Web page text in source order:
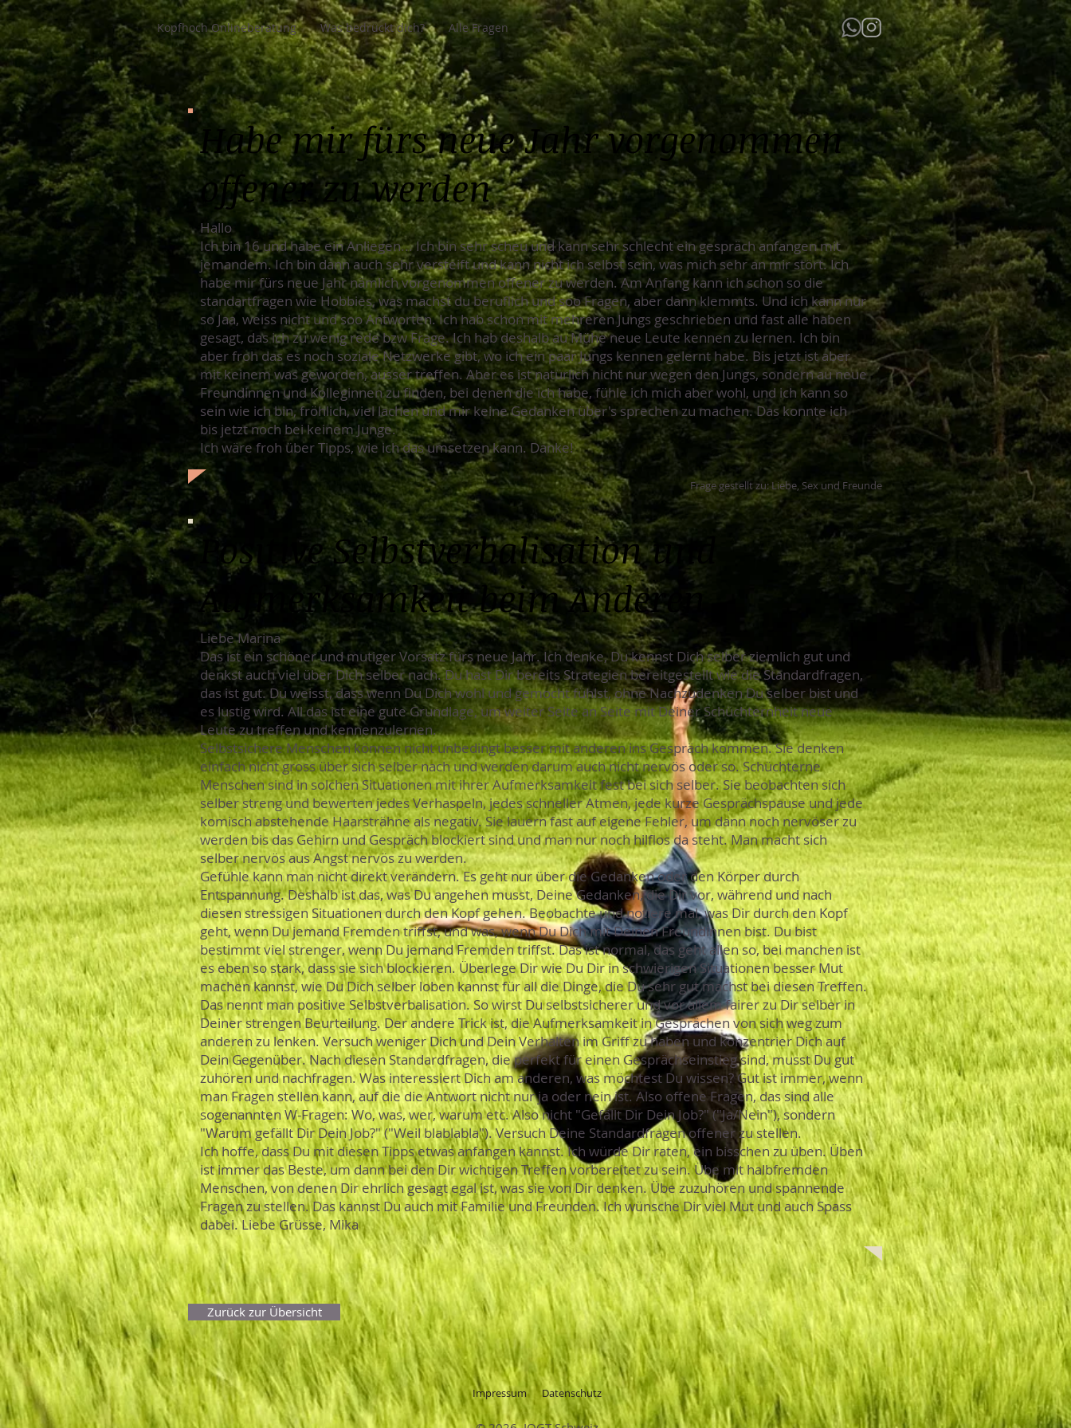
Kopfhoch Onlineberatung Was bedrückt dich? Alle Fragen
Habe mir fürs neue Jahr vorgenommen
offener zu werden
Hallo
Ich bin 16 und habe ein Anliegen... Ich bin sehr scheu und kann sehr schlecht ein gespräch anfangen mit
jemandem. Ich bin dann auch sehr versteift und kann nicht ich selbst sein, was mich sehr an mir stört. Ich
habe mir fürs neue Jahr nämlich vorgenommen offener zu werden. Am Anfang kann ich schon so die
standartfragen wie Hobbies, was machst du beruflich und soo Fragen, aber dann klemmts. Und ich kann nur
so Jaa, weiss nicht und soo Antworten. Ich hab schon mit mehreren Jungs geschrieben und fast alle haben
gesagt, das ich zu wenig rede bzw Frage. Ich hab deshalb au Mühe neue Leute kennen zu lernen. Ich bin
aber froh das es noch soziale Netzwerke gibt, wo ich ein paar Jungs kennen gelernt habe. Bis jetzt ist aber
mit keinem was geworden, ausser treffen. Aber es ist natürlich nicht nur wegen den Jungs, sondern au neue
Freundinnen und Kolleginnen zu finden, bei denen die ich habe, fühle ich mich aber wohl, und ich kann so
sein wie ich bin, fröhlich, viel lachen und mir keine Gedanken über's sprechen zu machen. Das konnte ich
bis jetzt noch bei keinem Junge.
Ich wäre froh über Tipps, wie ich das umsetzen kann. Danke!
Frage gestellt zu: Liebe, Sex und Freunde
Positive Selbstverbalisation und
Aufmerksamkeit beim Anderen
Liebe Marina
Das ist ein schöner und mutiger Vorsatz fürs neue Jahr. Ich denke, Du kennst Dich selber ziemlich gut und
denkst auch viel über Dich selber nach. Du hast Dir bereits Strategien bereitgestellt wie die Standardfragen,
das ist gut. Du weisst, dass wenn Du Dich wohl und gemocht fühlst, ohne Nachzudenken Du selber bist und
es lustig wird. All das ist eine gute Grundlage, um weiter Seite an Seite mit Deiner Schüchternheit neue
Leute zu treffen und kennenzulernen.
Selbstsichere Menschen können nicht unbedingt besser mit anderen ins Gespräch kommen. Sie denken
einfach nicht gross über sich selber nach und werden darum auch nicht nervös oder so. Schüchterne
Menschen sind in solchen Situationen mit ihrer Aufmerksamkeit fest bei sich selber. Sie beobachten sich
selber streng und bewerten jedes Verhaspeln, jedes schneller Atmen, jede kurze Gesprächspause und jede
komisch abstehende Haarsträhne als negativ. Sie lauern fast auf eigene Fehler, um dann noch nervöser zu
werden bis das Gehirn und Gespräch blockiert sind und man nur noch hilflos da steht. Man macht sich
selber nervös aus Angst nervös zu werden.
Gefühle kann man nicht direkt verändern. Es geht nur über die Gedanken oder den Körper durch
Entspannung. Deshalb ist das, was Du angehen musst, Deine Gedanken, die Dir vor, während und nach
diesen stressigen Situationen durch den Kopf gehen. Beobachte und notiere mal, was Dir durch den Kopf
geht, wenn Du jemand Fremden triffst, und was, wenn Du Dich mit Deinen Freundinnen bist. Du bist
bestimmt viel strenger, wenn Du jemand Fremden triffst. Das ist normal, das geht allen so, bei manchen ist
es eben so stark, dass sie sich blockieren. Überlege Dir wie Du Dir in schwierigen Situationen besser Mut
machen kannst, wie Du Dich selber loben kannst für all die Dinge, die Du sehr gut machst bei diesen Treffen.
Das nennt man positive Selbstverbalisation. So wirst Du selbstsicherer und vor allem fairer zu Dir selber in
Deiner strengen Beurteilung. Der andere Trick ist, die Aufmerksamkeit in Gesprächen von sich weg zum
anderen zu lenken. Versuch weniger Dich und Dein Verhalten im Griff zu haben und konzentrier Dich auf
Dein Gegenüber. Nach diesen Standardfragen, die perfekt für einen Gesprächseinstieg sind, musst Du gut
zuhören und nachfragen. Was interessiert Dich am anderen, was möchtest Du wissen? Gut ist immer, wenn
man Fragen stellen kann, auf die die Antwort nicht nur ja oder nein ist. Also offene Fragen, das sind alle
sogenannten W-Fragen: Wo, was, wer, warum etc. Also nicht "Gefällt Dir Dein Job?" ("Ja/Nein"), sondern
"Warum gefällt Dir Dein Job?" ("Weil blablabla"). Versuch Deine Standardfragen offener zu stellen.
Ich hoffe, dass Du mit diesen Tipps etwas anfangen kannst. Ich würde Dir raten, ein bisschen zu üben. Üben
ist immer das Beste, um dann bei den Dir wichtigen Treffen vorbereitet zu sein. Übe mit halbfremden
Menschen, von denen Dir ehrlich gesagt egal ist, was sie von Dir denken. Übe zuzuhören und spannende
Fragen zu stellen. Das kannst Du auch mit Familie und Freunden. Ich wünsche Dir viel Mut und auch Spass
dabei. Liebe Grüsse, Mika
Zurück zur Übersicht
Impressum Datenschutz